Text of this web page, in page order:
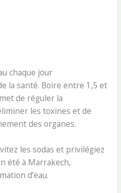
chaque jour
la santé. Boire entre 1,5 et
de réguler la
les toxines et de
des organes.
les sodas et privilégiez
été à Marrakech,
d’eau.